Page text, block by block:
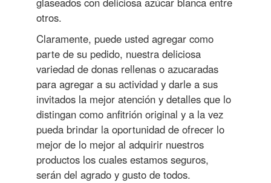
otros.
Claramente, puede usted agregar como
parte de su pedido, nuestra deliciosa
variedad de donas rellenas o azucaradas
para agregar a su actividad y darle a sus
invitados la mejor atención y detalles que lo
distingan como anfitrión original y a la vez
pueda brindar la oportunidad de ofrecer lo
mejor de lo mejor al adquirir nuestros
productos los cuales estamos seguros,
serán del agrado y gusto de todos.